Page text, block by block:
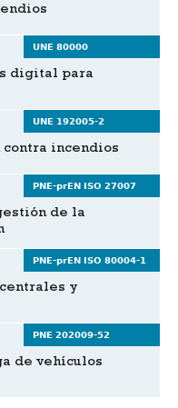
UNE 80000
digital para
UNE 192005-2
incendios
PNE-prEN ISO 27007
de la
PNE-prEN ISO 80004-1
y
PNE 202009-52
de vehículos